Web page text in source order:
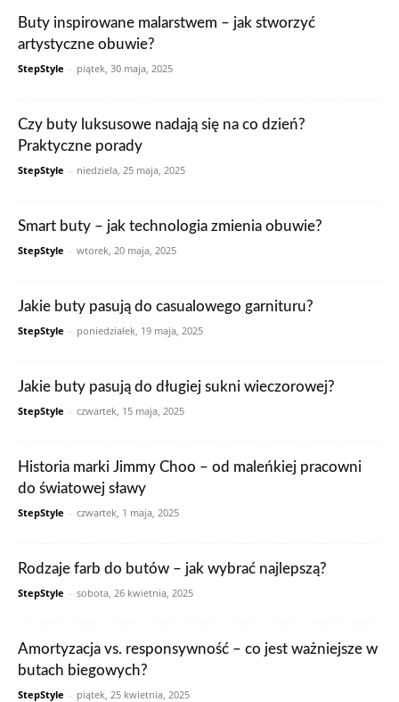
Buty inspirowane malarstwem – jak stworzyć
artystyczne obuwie?
StepStyle - piątek, 30 maja, 2025
Czy buty luksusowe nadają się na co dzień?
Praktyczne porady
StepStyle - niedziela, 25 maja, 2025
Smart buty – jak technologia zmienia obuwie?
StepStyle - wtorek, 20 maja, 2025
Jakie buty pasują do casualowego garnituru?
StepStyle - poniedziałek, 19 maja, 2025
Jakie buty pasują do długiej sukni wieczorowej?
StepStyle - czwartek, 15 maja, 2025
Historia marki Jimmy Choo – od maleńkiej pracowni
do światowej sławy
StepStyle - czwartek, 1 maja, 2025
Rodzaje farb do butów – jak wybrać najlepszą?
StepStyle - sobota, 26 kwietnia, 2025
Amortyzacja vs. responsywność – co jest ważniejsze w
butach biegowych?
StepStyle - piątek, 25 kwietnia, 2025